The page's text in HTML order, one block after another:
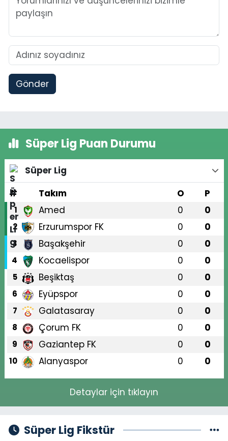
Gönder
Süper Lig Puan Durumu
Süper Lig
#
Takım O P
1 Amed 0 0
2 Erzurumspor FK 0 0
3 Başakşehir 0 0
4 Kocaelispor 0 0
5 Beşiktaş 0 0
6 Eyüpspor 0 0
7 Galatasaray 0 0
8 Çorum FK 0 0
9 Gaziantep FK 0 0
10 Alanyaspor 0 0
Detaylar için tıklayın
Süper Lig Fikstür